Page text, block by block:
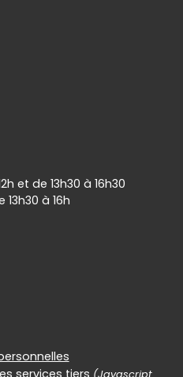
et de 13h30 à 16h30
à 16h